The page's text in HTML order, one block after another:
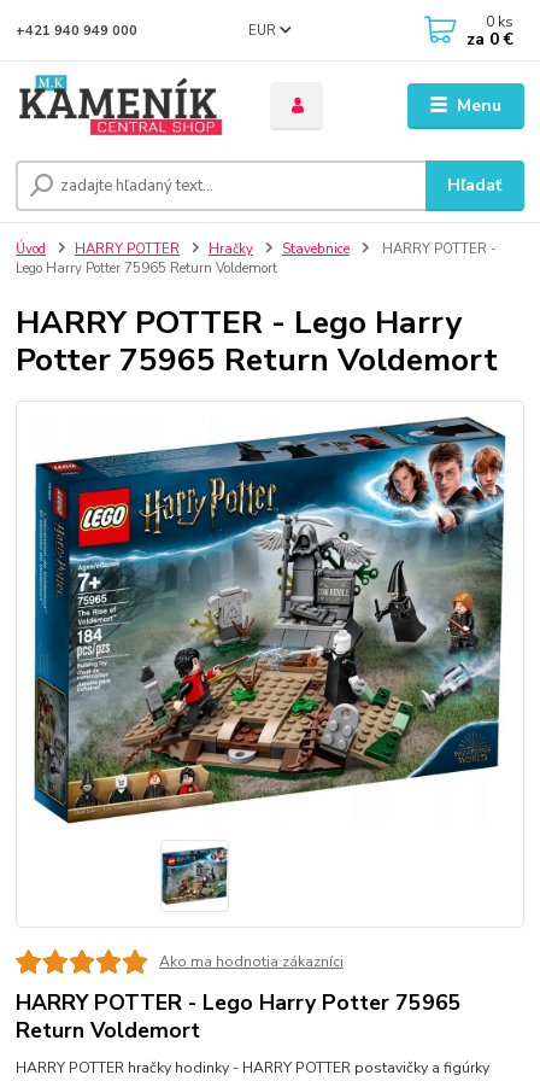
Menu
EUR
Hľadať
+421 940 949 000 0 ks
za 0 €
Úvod HARRY POTTER Hračky Stavebnice
HARRY POTTER -
Lego Harry Potter 75965 Return Voldemort
HARRY POTTER - Lego Harry
Potter 75965 Return Voldemort
Ako ma hodnotia zákazníci
HARRY POTTER - Lego Harry Potter 75965
Return Voldemort
HARRY POTTER hračky hodinky - HARRY POTTER postavičky a figúrky